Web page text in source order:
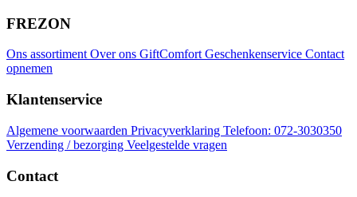
FREZON
Ons assortiment Over ons GiftComfort Geschenkenservice Contact
opnemen
Klantenservice
Algemene voorwaarden Privacyverklaring Telefoon: 072-3030350
Verzending / bezorging Veelgestelde vragen
Contact